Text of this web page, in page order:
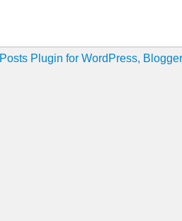
MANDANTE DE ATAQUES NO RIO